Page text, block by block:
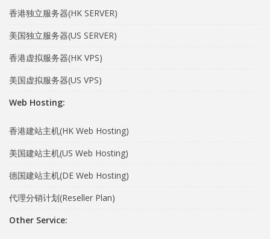
香港独立服务器(HK SERVER)
美国独立服务器(US SERVER)
香港虚拟服务器(HK VPS)
美国虚拟服务器(US VPS)
Web Hosting:
香港建站主机(HK Web Hosting)
美国建站主机(US Web Hosting)
德国建站主机(DE Web Hosting)
代理分销计划(Reseller Plan)
Other Service: